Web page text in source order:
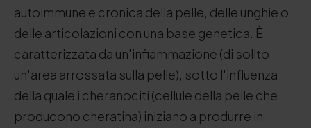
autoimmune e cronica della pelle, delle unghie o
delle articolazioni con una base genetica. È
caratterizzata da un'infiammazione (di solito
un'area arrossata sulla pelle), sotto l'influenza
della quale i cheranociti (cellule della pelle che
producono cheratina) iniziano a produrre in